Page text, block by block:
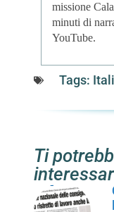
missione
minuti di
YouTube.
Tags:
Ti